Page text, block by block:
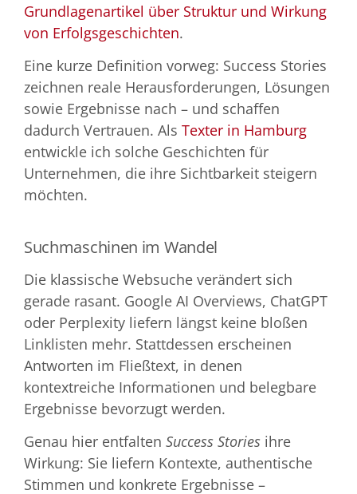
Grundlagenartikel über Struktur und Wirkung
von Erfolgsgeschichten.
Eine kurze Definition vorweg: Success Stories
zeichnen reale Herausforderungen, Lösungen
sowie Ergebnisse nach – und schaffen
dadurch Vertrauen. Als Texter in Hamburg
entwickle ich solche Geschichten für
Unternehmen, die ihre Sichtbarkeit steigern
möchten.
Suchmaschinen im Wandel
Die klassische Websuche verändert sich
gerade rasant. Google AI Overviews, ChatGPT
oder Perplexity liefern längst keine bloßen
Linklisten mehr. Stattdessen erscheinen
Antworten im Fließtext, in denen
kontextreiche Informationen und belegbare
Ergebnisse bevorzugt werden.
Genau hier entfalten Success Storiesihre
Wirkung: Sie liefern Kontexte, authentische
Stimmen und konkrete Ergebnisse –